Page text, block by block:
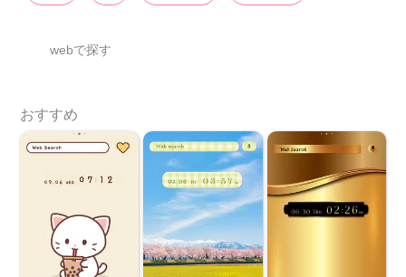
webで探す
おすすめ